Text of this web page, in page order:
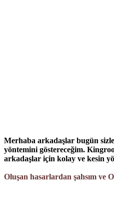
Merhaba arkadaşlar bugün
yöntemini göstereceğim.
arkadaşlar için kolay ve kesin
Oluşan hasarlardan şahsım